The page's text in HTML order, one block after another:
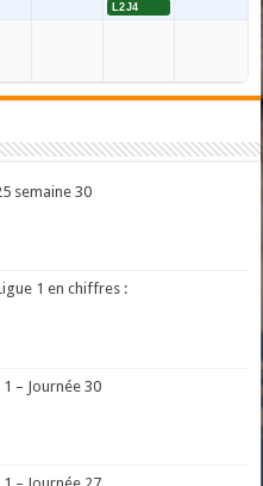
L2J4
semaine 30
1 en chiffres :
– Journée 30